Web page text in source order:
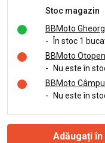
Stoc magazin
BBMoto
-
În stoc 1
BBMoto
-
Nu este în
BBMoto
-
Nu este în
Adăugați în